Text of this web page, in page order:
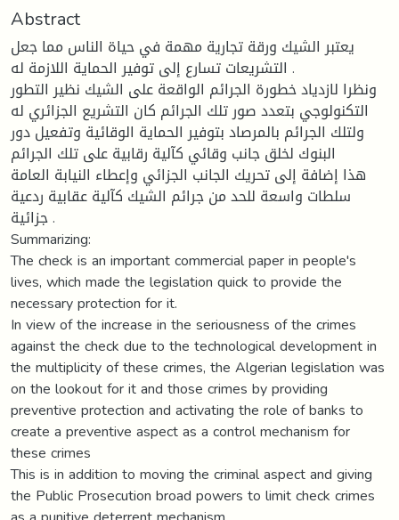
Abstract
يعتبر الشيك ورقة تجارية مهمة في حياة الناس مما جعل
التشريعات تسارع إلى توفير الحماية اللازمة له .
ونظرا لازدياد خطورة الجرائم الواقعة على الشيك نظير التطور
التكنولوجي بتعدد صور تلك الجرائم كان التشريع الجزائري له
ولتلك الجرائم بالمرصاد بتوفير الحماية الوقائية وتفعيل دور
البنوك لخلق جانب وقائي كآلية رقابية على تلك الجرائم
هذا إضافة إلى تحريك الجانب الجزائي وإعطاء النيابة العامة
سلطات واسعة للحد من جرائم الشيك كآلية عقابية ردعية
جزائية .
Summarizing:
The check is an important commercial paper in people's
lives, which made the legislation quick to provide the
necessary protection for it.
In view of the increase in the seriousness of the crimes
against the check due to the technological development in
the multiplicity of these crimes, the Algerian legislation was
on the lookout for it and those crimes by providing
preventive protection and activating the role of banks to
create a preventive aspect as a control mechanism for
these crimes
This is in addition to moving the criminal aspect and giving
the Public Prosecution broad powers to limit check crimes